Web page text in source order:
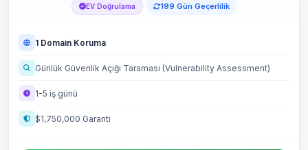
EV Doğrulama 199 Gün Geçerlilik
1 Domain Koruma
Günlük Güvenlik Açığı Taraması (Vulnerability Assessment)
1-5 iş günü
$1,750,000 Garanti